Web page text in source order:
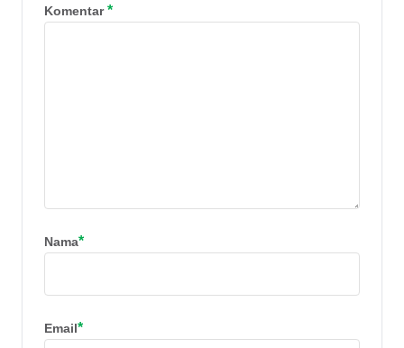
Komentar*
Nama*
Email*